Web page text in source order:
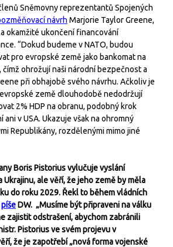
Sněmovny reprezentantů Spojených
návrh Marjorie Taylor Greene,
okamžité ukončení financování
“Dokud budeme v NATO, budou
pro evropské země jako bankomat na
ohrožují naši národní bezpečnost a
při obhajobě svého návrhu. Ačkoliv je
země dlouhodobě nedodržují
2% HDP na obranu, podobný krok
v USA. Ukazuje však na ohromný
Republikány, rozdělenými mimo jiné
Boris Pistorius vylučuje vyslání
Ukrajinu, ale věří, že jeho země by měla
do roku 2029. Řekl to během vládních
píšeDW. „Musíme být připraveni na válku
zajistit odstrašení, abychom zabránili
Pistorius ve svém projevu v
že je zapotřebí „nová forma vojenské